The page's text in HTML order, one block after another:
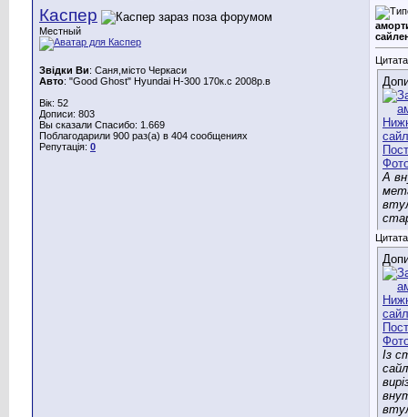
Каспер
Местный
Звідки Ви: Саня,місто Черкаси
Авто: "Good Ghost" Hyundai H-300 170к.с 2008р.в
Вік: 52
Дописи: 803
Вы сказали Спасибо: 1.669
Поблагодарили 900 раз(а) в 404 сообщениях
Репутація: 0
А
Із